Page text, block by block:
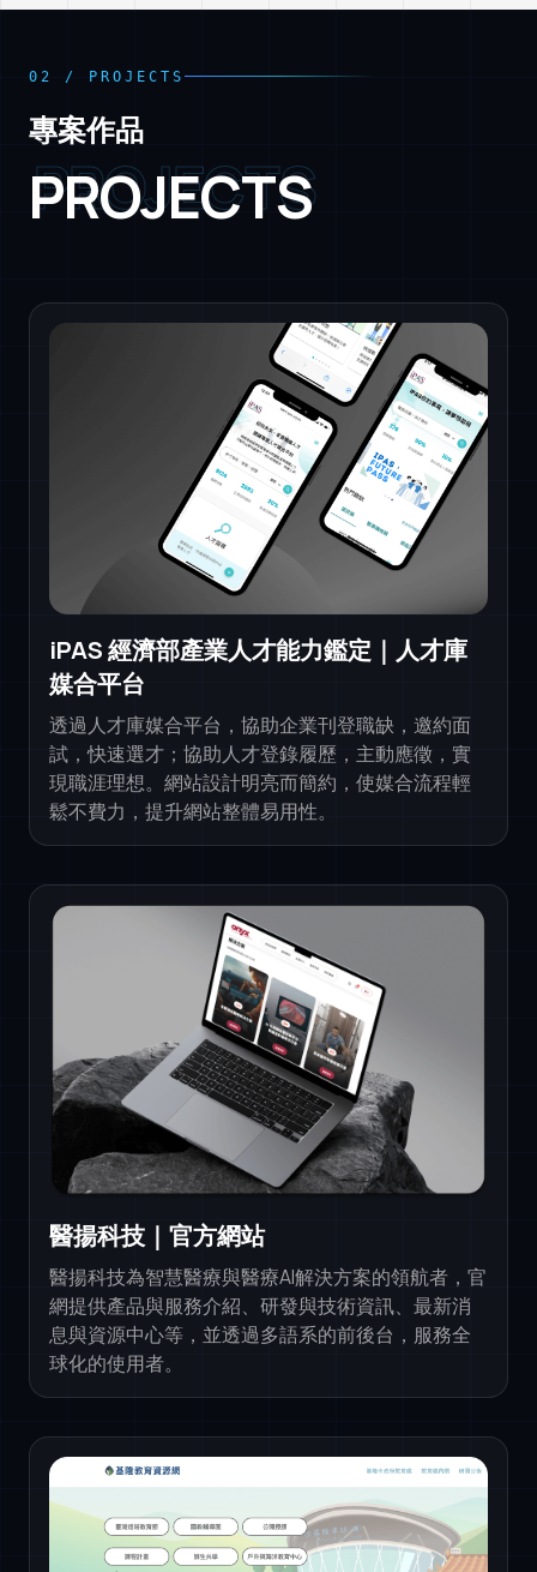
02 / PROJECTS
專案作品
PROJECTS
PROJECTS
iPAS 經濟部產業人才能力鑑定｜人才庫
媒合平台
透過人才庫媒合平台，協助企業刊登職缺，邀約面
試，快速選才；協助人才登錄履歷，主動應徵，實
現職涯理想。網站設計明亮而簡約，使媒合流程輕
鬆不費力，提升網站整體易用性。
醫揚科技｜官方網站
醫揚科技為智慧醫療與醫療AI解決方案的領航者，官
網提供產品與服務介紹、研發與技術資訊、最新消
息與資源中心等，並透過多語系的前後台，服務全
球化的使用者。